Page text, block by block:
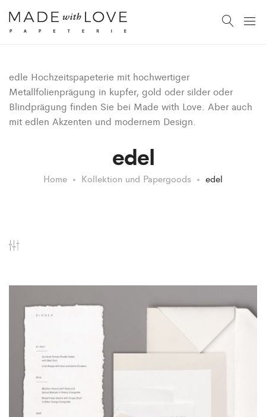
edle Hochzeitspapeterie mit hochwertiger
Metallfolienprägung in kupfer, gold oder silder oder
Blindprägung finden Sie bei Made with Love. Aber auch
mit edlen Akzenten und modernem Design.
edel
Home Kollektion und Papergoods edel